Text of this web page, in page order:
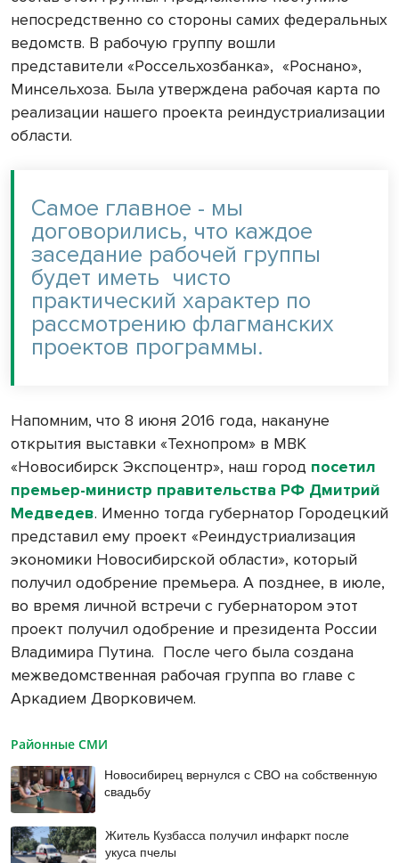
непосредственно со стороны самих федеральных
ведомств. В рабочую группу вошли
представители «Россельхозбанка», «Роснано»,
Минсельхоза. Была утверждена рабочая карта по
реализации нашего проекта реиндустриализации
области.
Самое главное - мы
договорились, что каждое
заседание рабочей группы
будет иметь чисто
практический характер по
рассмотрению флагманских
проектов программы.
Напомним, что 8 июня 2016 года, накануне
открытия выставки «Технопром» в МВК
«Новосибирск Экспоцентр», наш город посетил
премьер-министр правительства РФ Дмитрий
Медведев. Именно тогда губернатор Городецкий
представил ему проект «Реиндустриализация
экономики Новосибирской области», который
получил одобрение премьера. А позднее, в июле,
во время личной встречи с губернатором этот
проект получил одобрение и президента России
Владимира Путина. После чего была создана
межведомственная рабочая группа во главе с
Аркадием Дворковичем.
Районные СМИ
Новосибирец вернулся с СВО на собственную
свадьбу
Житель Кузбасса получил инфаркт после
укуса пчелы